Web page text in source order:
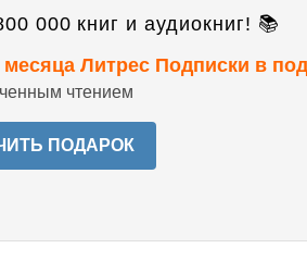
000 книг и аудиокниг! 📚
месяца Литрес Подписки в
чтением
ПОДАРОК